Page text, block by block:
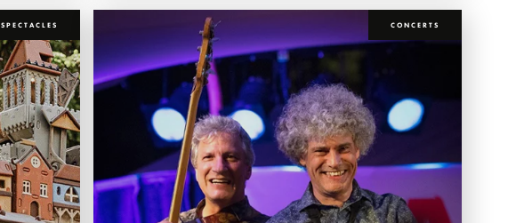
SPECTACLES CONCERTS